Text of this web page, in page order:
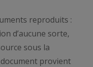
reproduits :
d’aucune sorte,
sous la
document provient